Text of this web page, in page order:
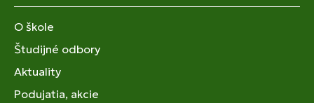
O škole
Študijné odbory
Aktuality
Podujatia, akcie